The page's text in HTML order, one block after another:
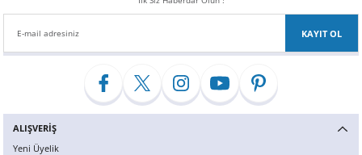
ALIŞVERİŞ
Yeni Üyelik
KAYIT OL